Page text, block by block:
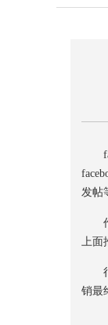
发帖
作
上面
很
销最